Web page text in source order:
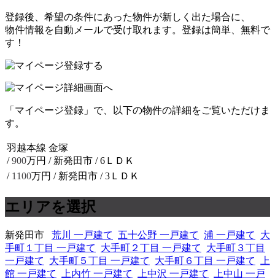
登録後、希望の条件にあった物件が新しく出た場合に、
物件情報を自動メールで受け取れます。登録は簡単、無料で
す！
「マイページ登録」で、以下の物件の詳細をご覧いただけま
す。
羽越本線 金塚
/900万円 / 新発田市 / 6ＬＤＫ
/ 1100万円 / 新発田市 / 3ＬＤＫ
エリアを選択
新発田市 荒川 一戸建て 五十公野 一戸建て 浦 一戸建て
大
手町１丁目 一戸建て
大手町２丁目 一戸建て
大手町３丁目
一戸建て
大手町５丁目 一戸建て 大手町６丁目 一戸建て
上
館 一戸建て
上内竹 一戸建て 上中沢 一戸建て
上中山 一戸